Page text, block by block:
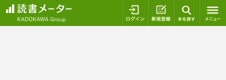
ログイン 新規登録